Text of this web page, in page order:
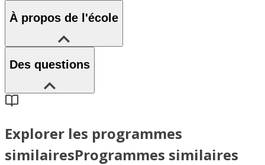
À propos de l'école
Des questions
Explorer les programmes
similairesProgrammes similaires